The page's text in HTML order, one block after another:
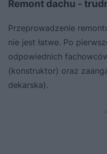
Remont dachu -
Przeprowadzenie
nie jest łatwe. Po
odpowiednich
(konstruktor) oraz
dekarska).